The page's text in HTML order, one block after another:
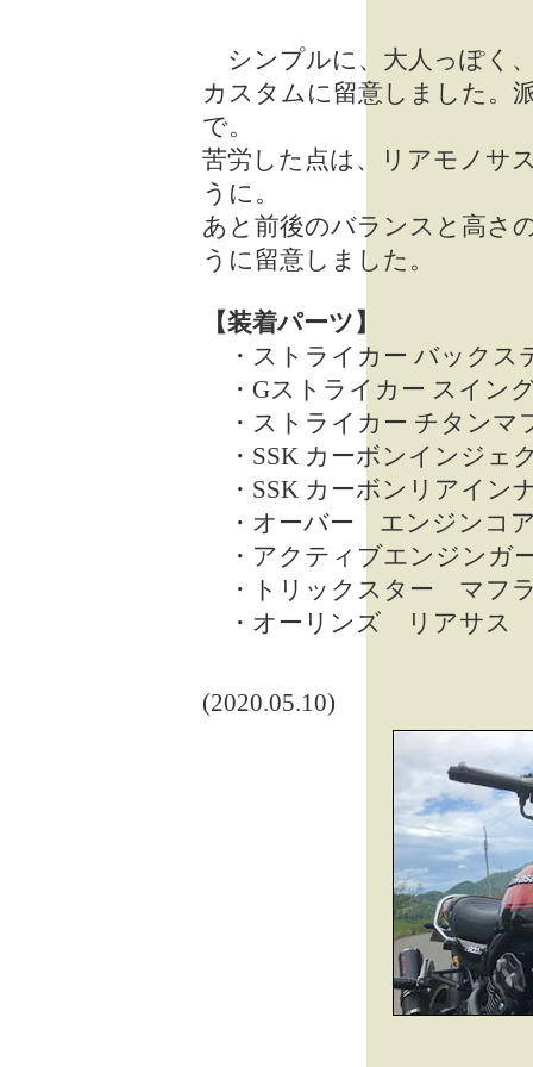
シンプルに、大人っぽく
カスタムに留意しました。
で。
苦労した点は、リアモノサ
うに。
あと前後のバランスと高さ
うに留意しました。
【装着パーツ】
・ストライカー バックス
・Gストライカー スイン
・ストライカー チタンマ
・SSK カーボンインジェ
・SSK カーボンリアイン
・オーバー エンジンコ
・アクティブエンジンガ
・トリックスター マフ
・オーリンズ リアサス
(2020.05.10)